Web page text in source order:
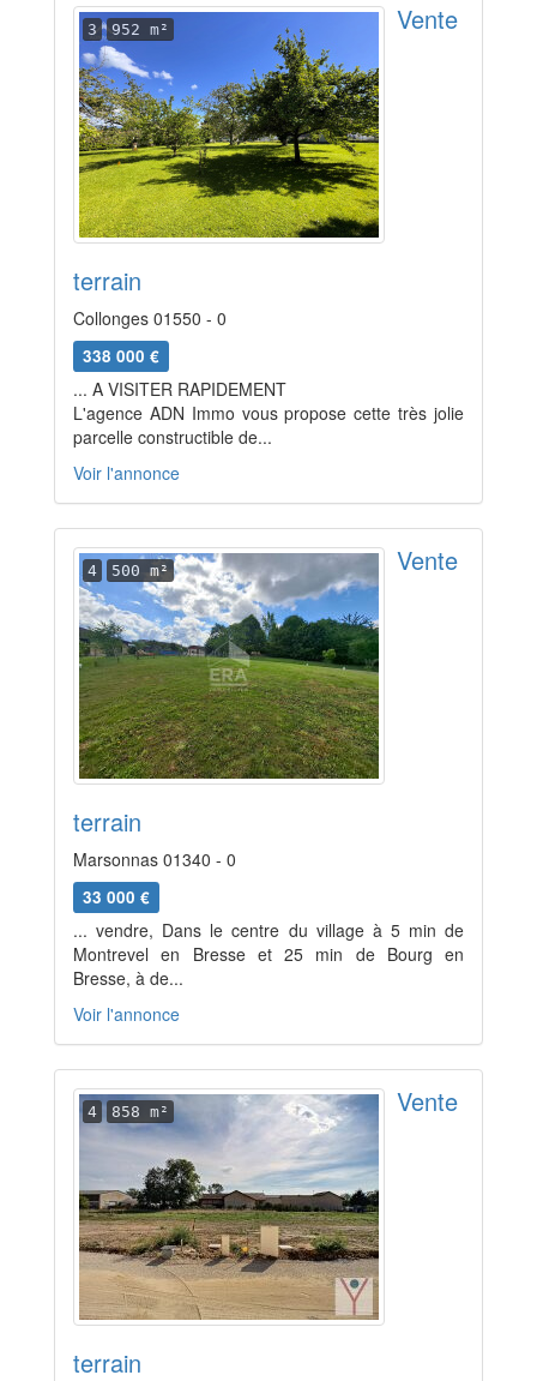
3 952 m² Vente
terrain
Collonges 01550 - 0
338 000 €
... A VISITER RAPIDEMENT
L'agence ADN Immo vous propose cette très jolie
parcelle constructible de...
Voir l'annonce
4 500 m² Vente
terrain
Marsonnas 01340 - 0
33 000 €
... vendre, Dans le centre du village à 5 min de
Montrevel en Bresse et 25 min de Bourg en
Bresse, à de...
Voir l'annonce
4 858 m² Vente
terrain